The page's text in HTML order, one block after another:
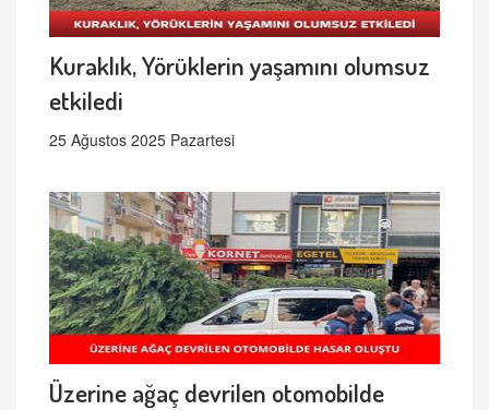
Kuraklık, Yörüklerin yaşamını olumsuz
etkiledi
25 Ağustos 2025 Pazartesi
Üzerine ağaç devrilen otomobilde